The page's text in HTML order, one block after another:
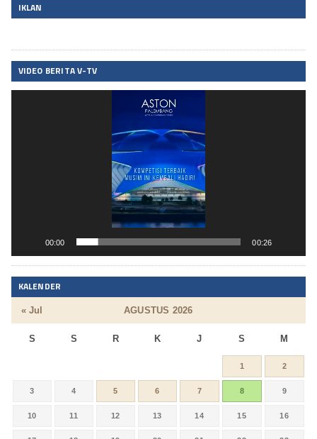
IKLAN
VIDEO BERITA V-TV
00:00 00:26
KALENDER
AGUSTUS 2026
S S R K J S M
« Jul
1 2
3 4 5 6 7 8 9
10 11 12 13 14 15 16